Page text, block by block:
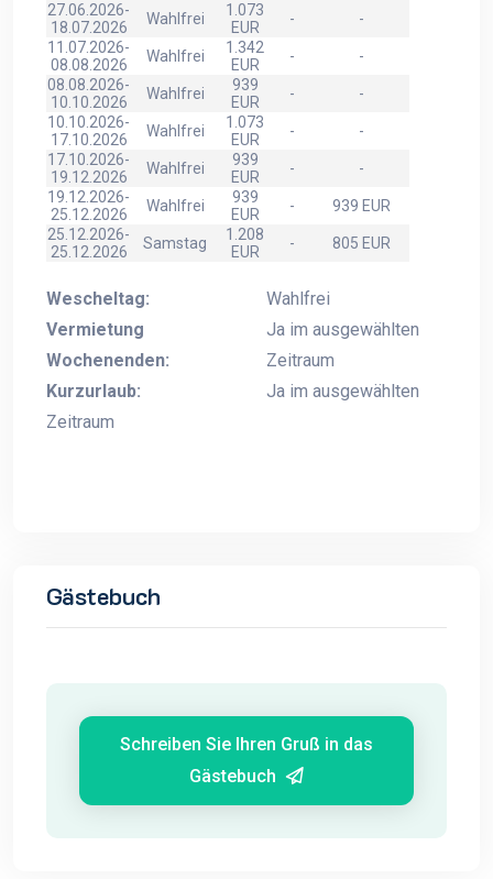
27.06.2026-
18.07.2026
Wahlfrei
1.073
EUR
-
-
11.07.2026-
08.08.2026
Wahlfrei
1.342
EUR
-
-
08.08.2026-
10.10.2026
Wahlfrei
939
EUR
-
-
10.10.2026-
17.10.2026
Wahlfrei
1.073
EUR
-
-
17.10.2026-
19.12.2026
Wahlfrei
939
EUR
-
-
19.12.2026-
25.12.2026
Wahlfrei
939
EUR
-
939 EUR
25.12.2026-
25.12.2026
Samstag
1.208
EUR
- 805 EUR
Wescheltag:
Wahlfrei
Vermietung
Wochenenden:
Ja im ausgewählten
Zeitraum
Kurzurlaub:
Ja im ausgewählten
Zeitraum
Gästebuch
Schreiben Sie Ihren Gruß in das
Gästebuch